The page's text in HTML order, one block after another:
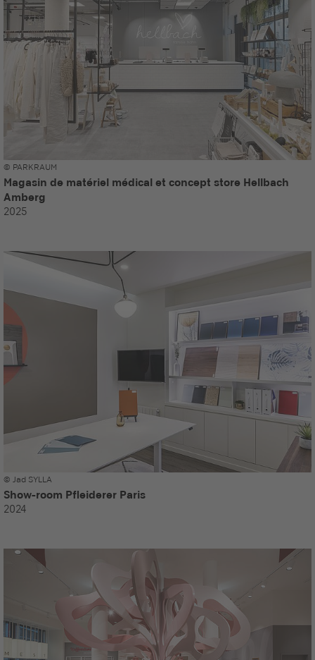
© PARKRAUM
Magasin de matériel médical et concept store Hellbach
Amberg
2025
© Jad SYLLA
Show-room Pfleiderer Paris
2024